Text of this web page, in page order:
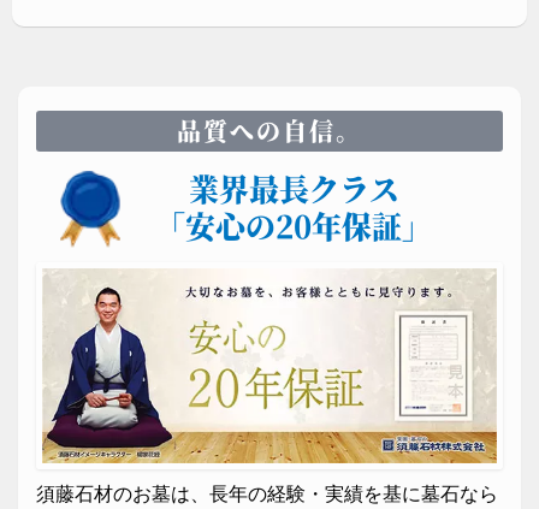
ガラスのお墓「エテルノルーチェ」（須藤石材開発）
品質への自信。
業界最長クラス
「安心の20年保証」
須藤石材のお墓は、長年の経験・実績を基に墓石なら